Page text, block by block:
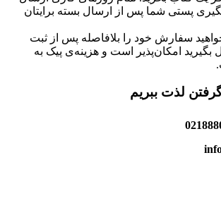
پستی شما پس از ارسال بسته برایتان
سفارش خود را بلافاصله پس از ثبت
بگیرید امکان‌پذیر است و هزینه‌ی پیک به
لذت ببریم